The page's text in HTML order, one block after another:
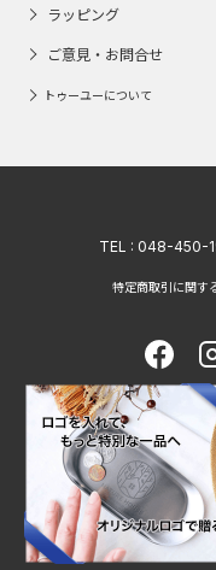
ラッピング
ご意見・お問合せ
トゥーユーについて
TEL : 048-450-
特定商取引に関す
Copyright © 1998 -